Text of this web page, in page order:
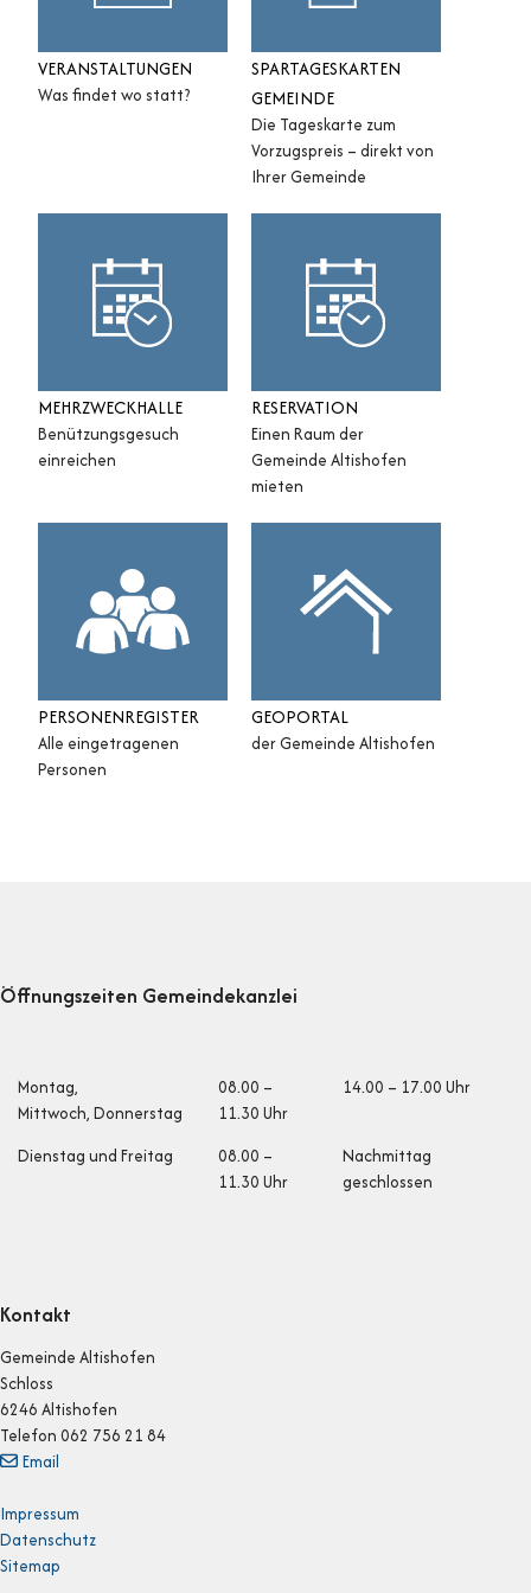
VERANSTALTUNGEN
Was findet wo statt?
SPARTAGESKARTEN
GEMEINDE
Die Tageskarte zum
Vorzugspreis – direkt von
Ihrer Gemeinde
MEHRZWECKHALLE
Benützungsgesuch
einreichen
RESERVATION
Einen Raum der
Gemeinde Altishofen
mieten
PERSONENREGISTER
Alle eingetragenen
Personen
GEOPORTAL
der Gemeinde Altishofen
Öffnungszeiten Gemeindekanzlei
Öffnungszeiten
Montag,
Mittwoch, Donnerstag
08.00 –
11.30 Uhr
14.00 – 17.00 Uhr
Dienstag und Freitag
08.00 –
11.30 Uhr
Nachmittag
geschlossen
Kontakt
Gemeinde Altishofen
Schloss
6246 Altishofen
Telefon 062 756 21 84
Email
Impressum
Datenschutz
Sitemap